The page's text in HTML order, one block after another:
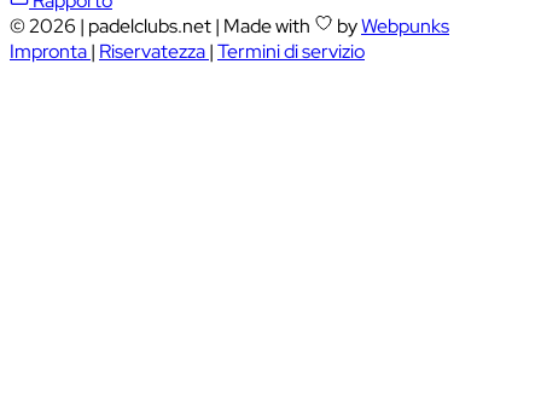
© 2026 | padelclubs.net| Made with byWebpunks
Impronta| Riservatezza|Termini di servizio